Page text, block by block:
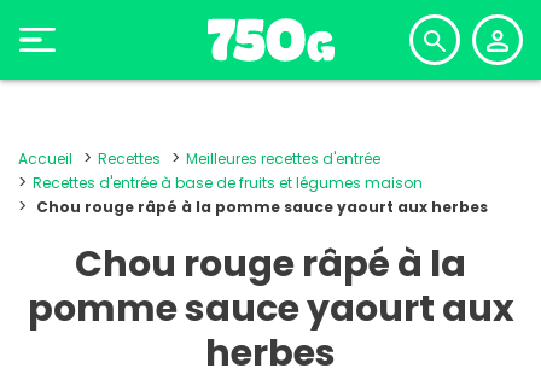
Accueil Recettes
Meilleures recettes d'entrée
Recettes d'entrée à base de fruits et légumes maison
Chou rouge râpé à la pomme sauce yaourt aux herbes
Chou rouge râpé à la
pomme sauce yaourt aux
herbes